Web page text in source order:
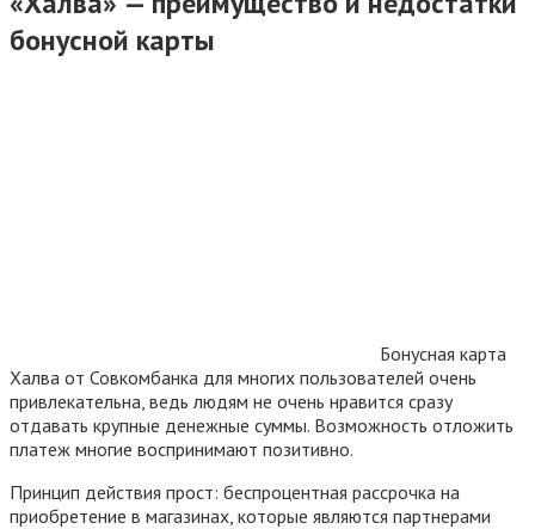
бонусной карты
Бонусная карта
Халва от Совкомбанка для многих пользователей очень
привлекательна, ведь людям не очень нравится сразу
отдавать крупные денежные суммы. Возможность отложить
платеж многие воспринимают позитивно.
Принцип действия прост: беспроцентная рассрочка на
приобретение в магазинах, которые являются партнерами